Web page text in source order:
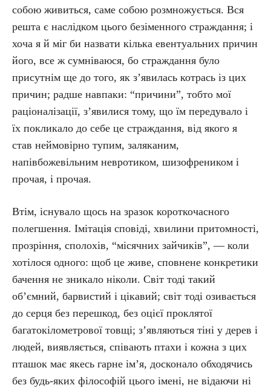
собою живиться, саме собою розмножується. Вся
решта є наслідком цього безіменного страждання; і
хоча я й міг би назвати кілька евентуальних причин
його, все ж сумніваюся, бо страждання було
присутнім ще до того, як з’явилась котрась із цих
причин; радше навпаки: “причини”, тобто мої
раціоналізації, з’явилися тому, що їм передувало і
їх покликало до себе це страждання, від якого я
став неймовірно тупим, заляканим,
напівбожевільним невротиком, шизофреником і
прочая, і прочая.
Втім, існувало щось на зразок короткочасного
полегшення. Імітація сповіді, хвилини притомності,
прозріння, сполохів, “місячних зайчиків”, — коли
хотілося одного: щоб це живе, сповнене конкретики
бачення не зникало ніколи. Світ тоді такий
об’ємний, барвистий і цікавий; світ тоді озивається
до серця без перешкод, без оцієї проклятої
багатокілометрової товщі; з’являються тіні у дерев і
людей, виявляється, співають птахи і кожна з цих
пташок має якесь гарне ім’я, досконало обходячись
без будь-яких філософій цього імені, не відаючи ні